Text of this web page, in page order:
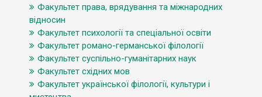
Факультет права, врядування та міжнародних
відносин
Факультет психології та спеціальної освіти
Факультет романо-германської філології
Факультет суспільно-гуманітарних наук
Факультет східних мов
Факультет української філології, культури і